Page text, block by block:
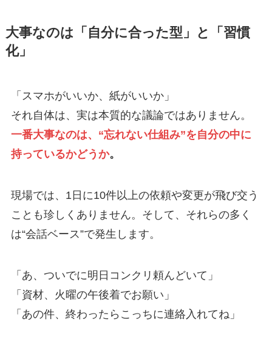
大事なのは「自分に合った型」と「習慣
化」
「スマホがいいか、紙がいいか」
それ自体は、実は本質的な議論ではありません。
一番大事なのは、“忘れない仕組み”を自分の中に
持っているかどうか。
現場では、1日に10件以上の依頼や変更が飛び交う
ことも珍しくありません。そして、それらの多く
は“会話ベース”で発生します。
「あ、ついでに明日コンクリ頼んどいて」
「資材、火曜の午後着でお願い」
「あの件、終わったらこっちに連絡入れてね」